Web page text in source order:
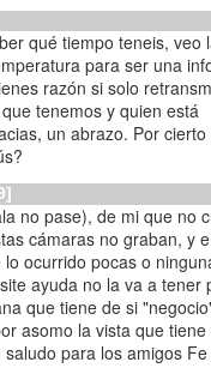
qué tiempo teneis, veo
para ser una
razón si solo
tenemos y quien está
un abrazo. Por
cámaras no graban, y
ocurrido pocas o
ayuda no la va a tener
que tiene de si
asomo la vista que
para los amigos